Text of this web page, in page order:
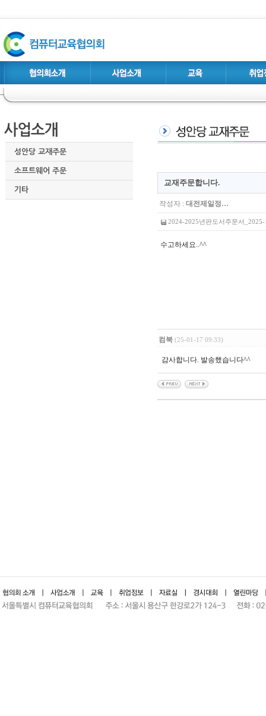
성안당 교재주문
소프트웨어 주문
기타
교재주문합니다.
작성자 : 대전제일정…
2024-2025년판도서주문서
수고하세요..^^
컴북 (25-01-17 09:33)
감사합니다. 발송했습니다^^